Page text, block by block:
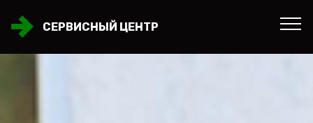
СЕРВИСНЫЙ ЦЕНТР